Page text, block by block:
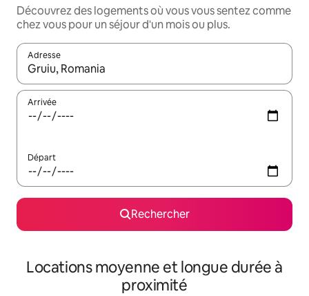
Découvrez des logements où vous vous sentez comme
chez vous pour un séjour d'un mois ou plus.
Adresse
Lorsque les résultats s'affichent, utilisez les flèches vers le
Arrivée
Départ
Rechercher
Locations moyenne et longue durée à
proximité